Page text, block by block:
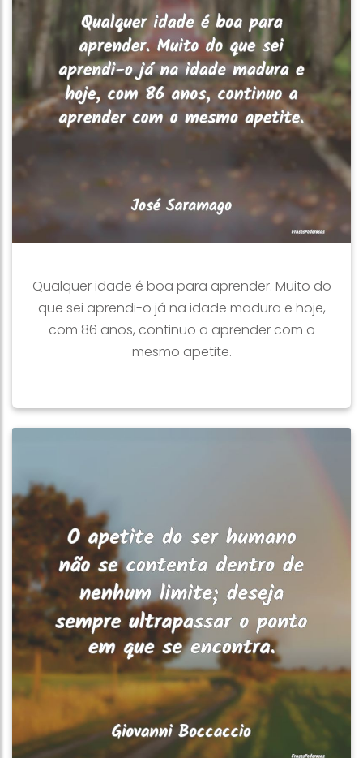
Qualquer idade é boa para aprender. Muito do
que sei aprendi-o já na idade madura e hoje,
com 86 anos, continuo a aprender com o
mesmo apetite.